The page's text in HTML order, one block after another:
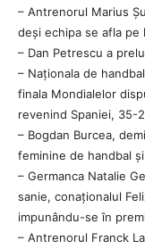
– Antrenorul Marius
deși echipa se afla pe
– Dan Petrescu a
– Naționala de
finala Mondialelor
revenind Spaniei, 35-
– Bogdan Burcea,
feminine de handbal
– Germanca Natalie
sanie, conaționalul
impunându-se în
– Antrenorul Franck